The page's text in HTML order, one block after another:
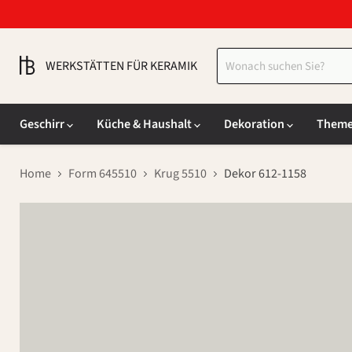
WERKSTÄTTEN FÜR KERAMIK
Geschirr
Küche & Haushalt Dekoration
Home Form 645510 Krug 5510 Dekor 612-1158